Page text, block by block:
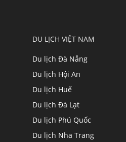
DU LỊCH VIỆT NAM
Du lịch Đà Nẵng
Du lịch Hội An
Du lịch Huế
Du lịch Đà Lạt
Du lịch Phú Quốc
Du lịch Nha Trang